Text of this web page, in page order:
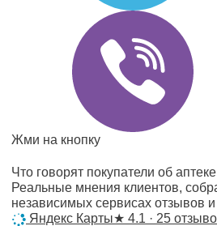
Жми на кнопку
Что говорят покупатели об
Реальные мнения клиентов,
независимых сервисах отзывов и
Яндекс Карты★ 4.1 · 25